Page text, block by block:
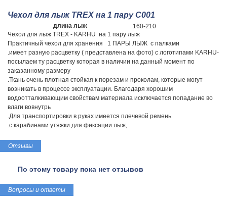
Чехол для лыж TREX на 1 пару C001
длина лыж
160-210
Чехол для лыж TREX - KARHU на 1 пару лыж
Практичный чехол для хранения 1 ПАРЫ ЛЫЖ с палками
.имеет разную расцветку ( представлена на фото) с логотипами KARHU-
посылаем ту расцветку которая в наличии на данный момент по
заказанному размеру
.Ткань очень плотная стойкая к порезам и проколам, которые могут
возникать в процессе эксплуатации. Благодаря хорошим
водоотталкивающим свойствам материала исключается попадание во
влаги вовнутрь
.Для транспортировки в руках имеется плечевой ремень
.с карабинами утяжки для фиксации лыж,
Отзывы
По этому товару пока нет отзывов
Вопросы и ответы